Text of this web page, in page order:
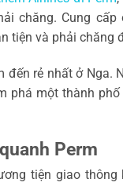
chăng. Cung
tiện và phải chăng
đến rẻ nhất ở
phá một thành
Perm
tiện giao